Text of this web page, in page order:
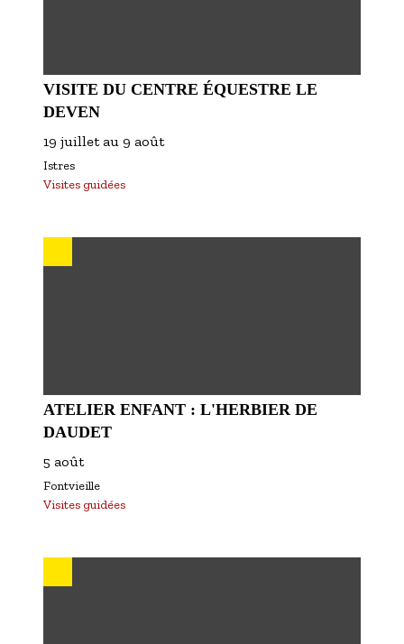
VISITE DU CENTRE ÉQUESTRE LE
DEVEN
19 juillet au 9 août
Istres
Visites guidées
ATELIER ENFANT : L'HERBIER DE
DAUDET
5 août
Fontvieille
Visites guidées